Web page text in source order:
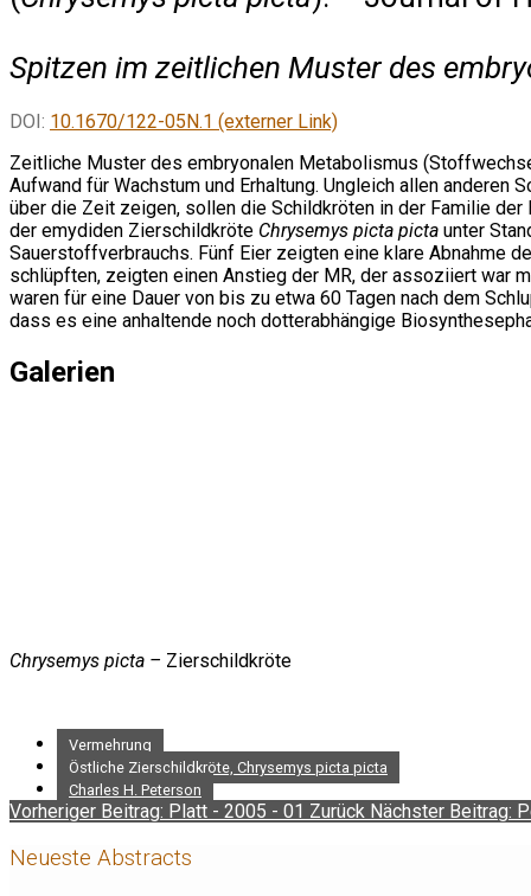
Spitzen im zeitlichen Muster des
DOI: 10.1670/122-05N.1 (externer Link)
Zeitliche Muster des embryonalen Metabolismus
Aufwand für Wachstum und Erhaltung. Ungleich allen
über die Zeit zeigen, sollen die Schildkröten in der Familie
der emydiden Zierschildkröte Chrysemys picta picta unter
Sauerstoffverbrauchs. Fünf Eier zeigten eine klare Abnahme
schlüpften, zeigten einen Anstieg der MR, der assoziiert war
waren für eine Dauer von bis zu etwa 60 Tagen nach dem
dass es eine anhaltende noch dotterabhängige
Galerien
Chrysemys picta – Zierschildkröte
Vermehrung
Östliche Zierschildkröte, Chrysemys picta picta
Charles H. Peterson
Vorheriger Beitrag: Platt - 2005 - 01 Zurück Nächster Beitrag:
Neueste Abstracts